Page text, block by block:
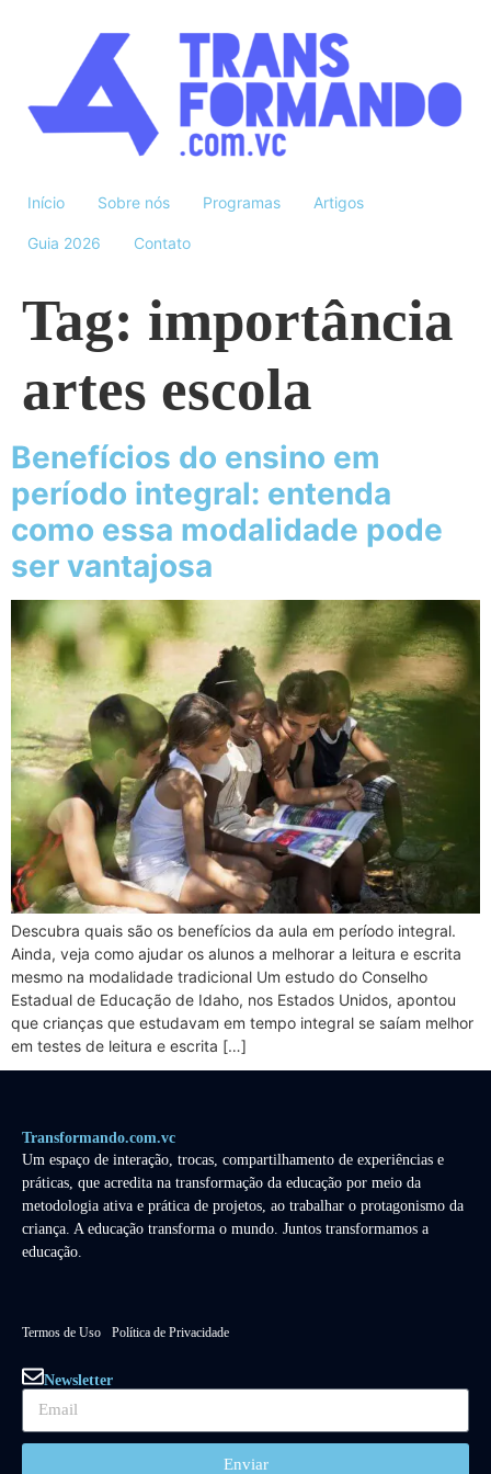
Início Sobre nós Programas Artigos
Guia 2026 Contato
Tag: importância
artes escola
Benefícios do ensino em
período integral: entenda
como essa modalidade pode
ser vantajosa
Descubra quais são os benefícios da aula em período integral.
Ainda, veja como ajudar os alunos a melhorar a leitura e escrita
mesmo na modalidade tradicional Um estudo do Conselho
Estadual de Educação de Idaho, nos Estados Unidos, apontou
que crianças que estudavam em tempo integral se saíam melhor
em testes de leitura e escrita […]
Transformando.com.vc
Um espaço de interação, trocas, compartilhamento de experiências e
práticas, que acredita na transformação da educação por meio da
metodologia ativa e prática de projetos, ao trabalhar o protagonismo da
criança. A educação transforma o mundo. Juntos transformamos a
educação.
Termos de Uso Política de Privacidade
Newsletter
Enviar